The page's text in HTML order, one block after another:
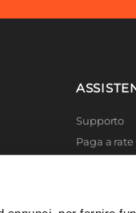
Supporto
Paga a rate